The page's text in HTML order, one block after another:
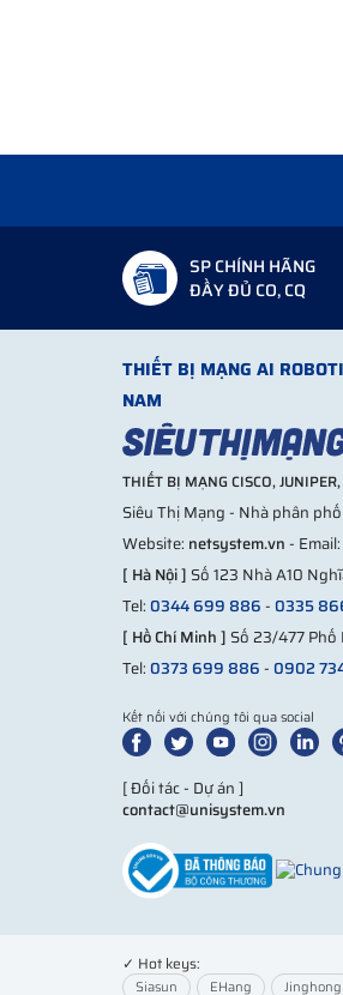
Trong nhà hay
Có cần chống nước,
Xác định số lượng kết
Có cần mở rộng
Case thực tế
Một nhà xưởng kết nối 2
toàn.
Ngược lại, một văn phòng
Lưu ý khi triển khai
Không bẻ cong cáp
Dùng phụ kiện đúng
Nên có đơn vị thi
Một vấn đề thực tế là lỗi
FAQ
Cáp quang có dễ hỏng
Không dễ hỏng nếu
Có, cần module
SP CHÍNH HÃNG
ĐẦY ĐỦ CO, CQ
THIẾT BỊ MẠNG AI
NAM
THIẾT BỊ MẠNG CISCO,
Siêu Thị Mạng - Nhà phân
Website: netsystem.vn-
[ Hà Nội ] Số 123 Nhà A10
Tel:0344 699 886-0335
[ Hồ Chí Minh ] Số 23/477 Phố
Tel:0373 699 886-0902
Kết nối với chúng tôi qua social
[ Đối tác - Dự án ]
contact@unisystem.vn
✓ Hot keys:
Siasun EHang Jinghong